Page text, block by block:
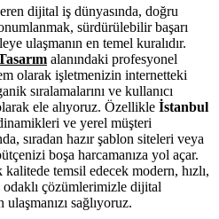
dijital iş dünyasında, doğru
sürdürülebilir başarı
ulaşmanın en temel kuralıdır.
alanındaki profesyonel
olarak işletmenizin internetteki
sıralamalarını ve kullanıcı
ele alıyoruz. Özellikle İstanbul
ve yerel müşteri
sıradan hazır şablon siteleri veya
boşa harcamanıza yol açar.
temsil edecek modern, hızlı,
çözümlerimizle dijital
sağlıyoruz.